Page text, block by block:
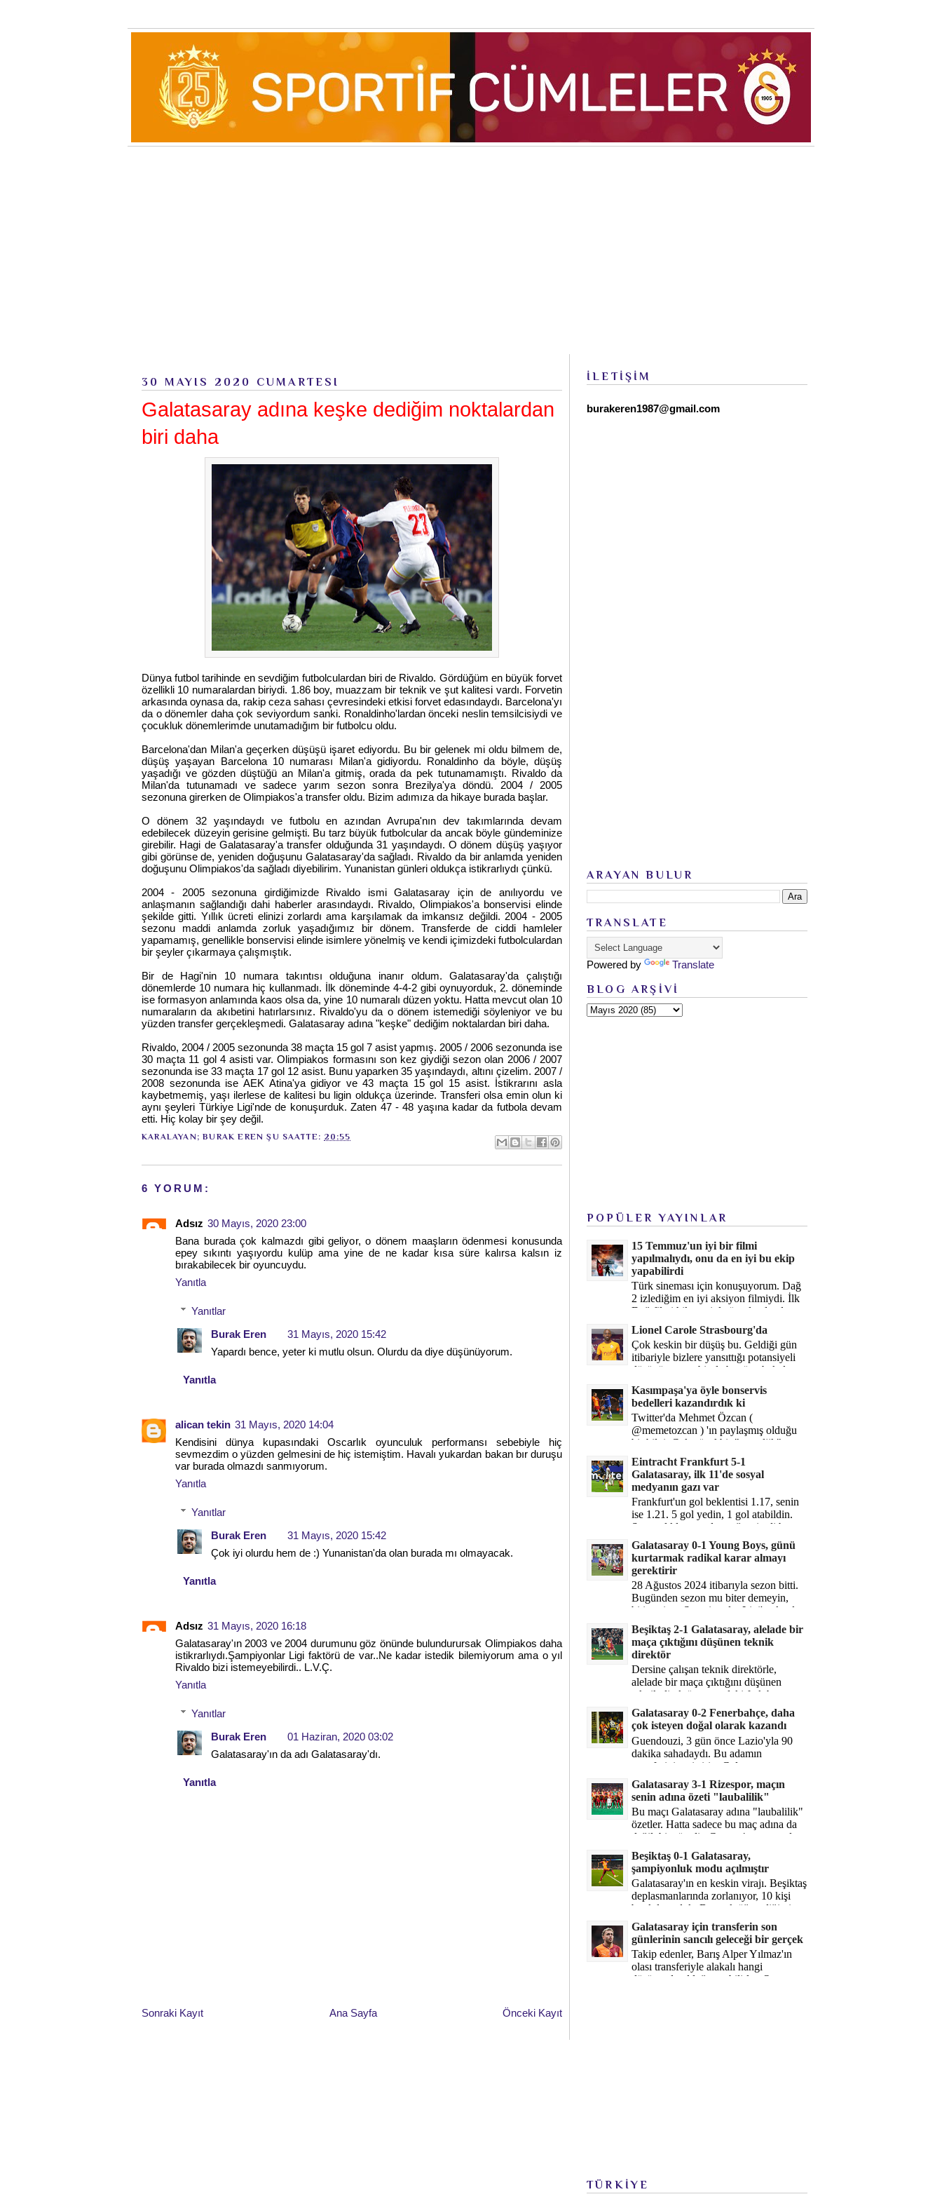
30 MAYIS 2020 CUMARTESI
Galatasaray adına keşke dediğim noktalardan
biri daha
Dünya futbol tarihinde en sevdiğim futbolculardan biri de Rivaldo. Gördüğüm en büyük forvet
özellikli 10 numaralardan biriydi. 1.86 boy, muazzam bir teknik ve şut kalitesi vardı. Forvetin
arkasında oynasa da, rakip ceza sahası çevresindeki etkisi forvet edasındaydı. Barcelona'yı
da o dönemler daha çok seviyordum sanki. Ronaldinho'lardan önceki neslin temsilcisiydi ve
çocukluk dönemlerimde unutamadığım bir futbolcu oldu.
Barcelona'dan Milan'a geçerken düşüşü işaret ediyordu. Bu bir gelenek mi oldu bilmem de,
düşüş yaşayan Barcelona 10 numarası Milan'a gidiyordu. Ronaldinho da böyle, düşüş
yaşadığı ve gözden düştüğü an Milan'a gitmiş, orada da pek tutunamamıştı. Rivaldo da
Milan'da tutunamadı ve sadece yarım sezon sonra Brezilya'ya döndü. 2004 / 2005
sezonuna girerken de Olimpiakos'a transfer oldu. Bizim adımıza da hikaye burada başlar.
O dönem 32 yaşındaydı ve futbolu en azından Avrupa'nın dev takımlarında devam
edebilecek düzeyin gerisine gelmişti. Bu tarz büyük futbolcular da ancak böyle gündeminize
girebilir. Hagi de Galatasaray'a transfer olduğunda 31 yaşındaydı. O dönem düşüş yaşıyor
gibi görünse de, yeniden doğuşunu Galatasaray'da sağladı. Rivaldo da bir anlamda yeniden
doğuşunu Olimpiakos'da sağladı diyebilirim. Yunanistan günleri oldukça istikrarlıydı çünkü.
2004 - 2005 sezonuna girdiğimizde Rivaldo ismi Galatasaray için de anılıyordu ve
anlaşmanın sağlandığı dahi haberler arasındaydı. Rivaldo, Olimpiakos'a bonservisi elinde
şekilde gitti. Yıllık ücreti elinizi zorlardı ama karşılamak da imkansız değildi. 2004 - 2005
sezonu maddi anlamda zorluk yaşadığımız bir dönem. Transferde de ciddi hamleler
yapamamış, genellikle bonservisi elinde isimlere yönelmiş ve kendi içimizdeki futbolculardan
bir şeyler çıkarmaya çalışmıştık.
Bir de Hagi'nin 10 numara takıntısı olduğuna inanır oldum. Galatasaray'da çalıştığı
dönemlerde 10 numara hiç kullanmadı. İlk döneminde 4-4-2 gibi oynuyorduk, 2. döneminde
ise formasyon anlamında kaos olsa da, yine 10 numaralı düzen yoktu. Hatta mevcut olan 10
numaraların da akıbetini hatırlarsınız. Rivaldo'yu da o dönem istemediği söyleniyor ve bu
yüzden transfer gerçekleşmedi. Galatasaray adına "keşke" dediğim noktalardan biri daha.
Rivaldo, 2004 / 2005 sezonunda 38 maçta 15 gol 7 asist yapmış. 2005 / 2006 sezonunda ise
30 maçta 11 gol 4 asisti var. Olimpiakos formasını son kez giydiği sezon olan 2006 / 2007
sezonunda ise 33 maçta 17 gol 12 asist. Bunu yaparken 35 yaşındaydı, altını çizelim. 2007 /
2008 sezonunda ise AEK Atina'ya gidiyor ve 43 maçta 15 gol 15 asist. İstikrarını asla
kaybetmemiş, yaşı ilerlese de kalitesi bu ligin oldukça üzerinde. Transferi olsa emin olun ki
aynı şeyleri Türkiye Ligi'nde de konuşurduk. Zaten 47 - 48 yaşına kadar da futbola devam
etti. Hiç kolay bir şey değil.
KARALAYAN;BURAK EREN ŞU SAATTE: 20:55
6 YORUM:
Adsız 30 Mayıs, 2020 23:00
Bana burada çok kalmazdı gibi geliyor, o dönem maaşların ödenmesi konusunda
epey sıkıntı yaşıyordu kulüp ama yine de ne kadar kısa süre kalırsa kalsın iz
bırakabilecek bir oyuncuydu.
Yanıtla
Yanıtlar
Burak Eren
31 Mayıs, 2020 15:42
Yapardı bence, yeter ki mutlu olsun. Olurdu da diye düşünüyorum.
Yanıtla
alican tekin 31 Mayıs, 2020 14:04
Kendisini dünya kupasındaki Oscarlık oyunculuk performansı sebebiyle hiç
sevmezdim o yüzden gelmesini de hiç istemiştim. Havalı yukardan bakan bır duruşu
var burada olmazdı sanmıyorum.
Yanıtla
Yanıtlar
Burak Eren
31 Mayıs, 2020 15:42
Çok iyi olurdu hem de :) Yunanistan'da olan burada mı olmayacak.
Yanıtla
Adsız 31 Mayıs, 2020 16:18
Galatasaray'ın 2003 ve 2004 durumunu göz önünde bulundurursak Olimpiakos daha
istikrarlıydı.Şampiyonlar Ligi faktörü de var..Ne kadar istedik bilemiyorum ama o yıl
Rivaldo bizi istemeyebilirdi.. L.V.Ç.
Yanıtla
Yanıtlar
Burak Eren
01 Haziran, 2020 03:02
Galatasaray'ın da adı Galatasaray'dı.
Yanıtla
Sonraki Kayıt Önceki Kayıt
Ana Sayfa
İLETİŞİM
burakeren1987@gmail.com
ARAYAN BULUR
TRANSLATE
Powered by Translate
BLOG ARŞİVİ
POPÜLER YAYINLAR
15 Temmuz'un iyi bir filmi
yapılmalıydı, onu da en iyi bu ekip
yapabilirdi
Türk sineması için konuşuyorum. Dağ
2 izlediğim en iyi aksiyon filmiydi. İlk
Dağ filmi hikayesiyle ön plandaydı,
Dağ 2 ise belki o hika...
Lionel Carole Strasbourg'da
Çok keskin bir düşüş bu. Geldiği gün
itibariyle bizlere yansıttığı potansiyeli
düşünüyorum, bir de bugüne bakalım.
Kasımpaşa'ya öyle bonservis
bedelleri kazandırdık ki
Twitter'da Mehmet Özcan (
@memetozcan ) 'ın paylaşmış olduğu
bir bilgi. Çok güzel bir "nostaljik" pas
diyelim. Kasımpaşa...
Eintracht Frankfurt 5-1
Galatasaray, ilk 11'de sosyal
medyanın gazı var
Frankfurt'un gol beklentisi 1.17, senin
ise 1.21. 5 gol yedin, 1 gol atabildin.
Şanssızlıkla mı anlatacağız şimdi bu
durumu? Rakibin 5 ş...
Galatasaray 0-1 Young Boys, günü
kurtarmak radikal karar almayı
gerektirir
28 Ağustos 2024 itibarıyla sezon bitti.
Bugünden sezon mu biter demeyin,
bitiyor işte. Şampiyonlar Ligi'ne katılım
hakkı senin misyonun ...
Beşiktaş 2-1 Galatasaray, alelade bir
maça çıktığını düşünen teknik
direktör
Dersine çalışan teknik direktörle,
alelade bir maça çıktığını düşünen
teknik direktör arasındaki fark bu
işte. Solskjaer'in çalıştığı de...
Galatasaray 0-2 Fenerbahçe, daha
çok isteyen doğal olarak kazandı
Guendouzi, 3 gün önce Lazio'yla 90
dakika sahadaydı. Bu adamın
transferini yetiştirip, Galatasaray
karşısında 11 oynamasını sağlıyorsun....
Galatasaray 3-1 Rizespor, maçın
senin adına özeti "laubalilik"
Bu maçı Galatasaray adına "laubalilik"
özetler. Hatta sadece bu maç adına da
değil, bir süredir. Geçen 4 maçta sadece
1 gol yedin ...
Beşiktaş 0-1 Galatasaray,
şampiyonluk modu açılmıştır
Galatasaray'ın en keskin virajı. Beşiktaş
deplasmanlarında zorlanıyor, 10 kişi
bırakılıyorduk. Bu artık öğrendiğimiz
bir gerçek. Sane...
Galatasaray için transferin son
günlerinin sancılı geleceği bir gerçek
Takip edenler, Barış Alper Yılmaz'ın
olası transferiyle alakalı hangi
düşüncede olduğumu bilirler. O
TÜRKİYE